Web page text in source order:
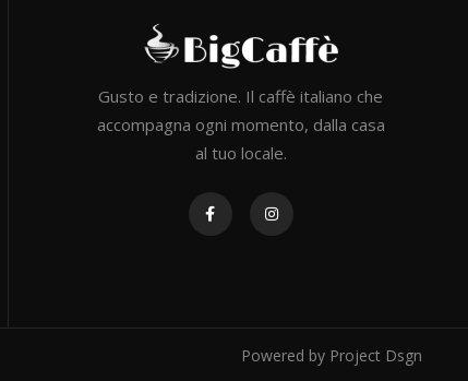
Gusto e tradizione. Il caffè italiano che
accompagna ogni momento, dalla casa
al tuo locale.
Powered by Project Dsgn